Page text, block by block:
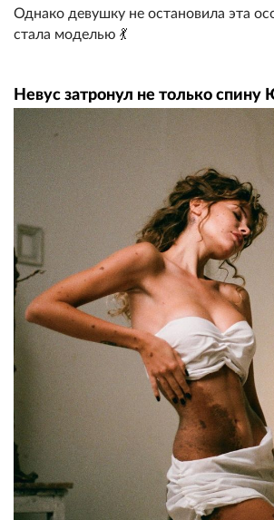
Однако девушку не остановила эта
стала моделью 💃
Невус затронул не только